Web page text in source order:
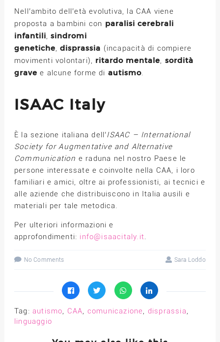
Nell’ambito dell’età evolutiva, la CAA viene
proposta a bambini con paralisi cerebrali
infantili,sindromi
genetiche,disprassia (incapacità di compiere
movimenti volontari), ritardo mentale, sordità
grave e alcune forme di autismo.
ISAAC Italy
È la sezione italiana dell’ISAAC – International
Society for Augmentative and Alternative
Communication e raduna nel nostro Paese le
persone interessate e coinvolte nella CAA, i loro
familiari e amici, oltre ai professionisti, ai tecnici e
alle aziende che distribuiscono in Italia ausili e
materiali per tale metodica.
Per ulteriori informazioni e
approfondimenti: info@isaacitaly.it.
No Comments Sara Loddo
Tag: autismo, CAA, comunicazione, disprassia,
linguaggio